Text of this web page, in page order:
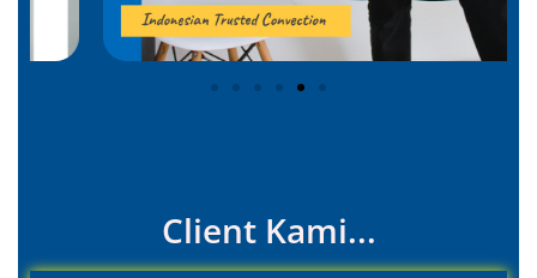
Client Kami...